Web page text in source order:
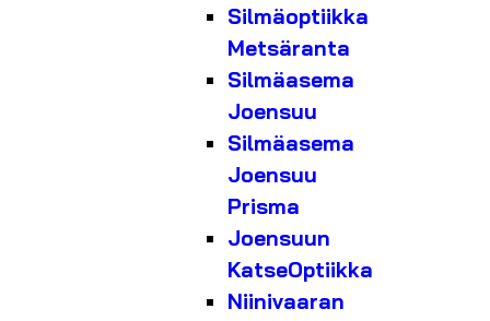
Silmäoptiikka
Metsäranta
Silmäasema
Joensuu
Silmäasema
Joensuu
Prisma
Joensuun
KatseOptiikka
Niinivaaran